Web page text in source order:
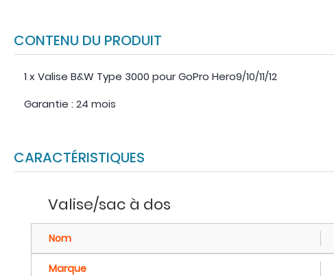
CONTENU DU PRODUIT
1 x Valise B&W Type 3000 pour GoPro Hero9/10/11/12
Garantie : 24 mois
CARACTÉRISTIQUES
Valise/sac à dos
Nom
Marque